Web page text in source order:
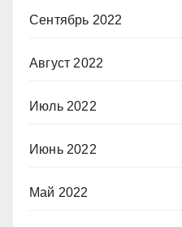
Сентябрь 2022
Август 2022
Июль 2022
Июнь 2022
Май 2022